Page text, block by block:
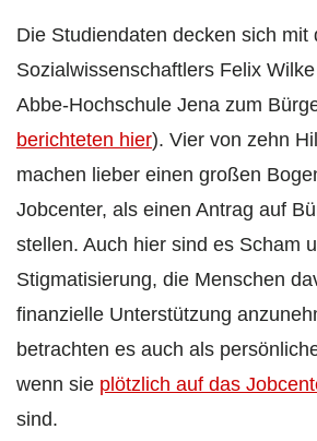
Die Studiendaten decken sich mit
Sozialwissenschaftlers Felix
Abbe-Hochschule Jena zum
berichteten hier). Vier von zehn
machen lieber einen großen
Jobcenter, als einen Antrag auf
stellen. Auch hier sind es Scham
Stigmatisierung, die Menschen
finanzielle Unterstützung
betrachten es auch als
wenn sie plötzlich auf das
sind.